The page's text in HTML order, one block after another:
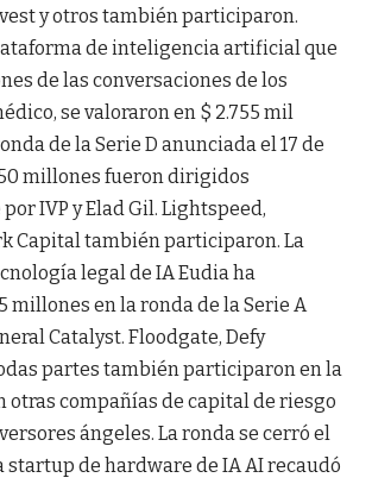
y otros también participaron.
de inteligencia artificial que
de las conversaciones de los
se valoraron en $ 2.755 mil
de la Serie D anunciada el 17 de
millones fueron dirigidos
IVP y Elad Gil. Lightspeed,
Capital también participaron. La
legal de IA Eudia ha
millones en la ronda de la Serie A
Catalyst. Floodgate, Defy
partes también participaron en la
otras compañías de capital de riesgo
ángeles. La ronda se cerró el
startup de hardware de IA AI recaudó